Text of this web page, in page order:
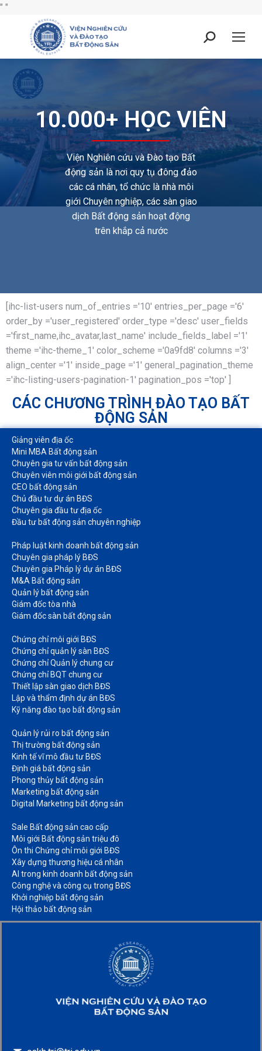
" "
10.000+ HỌC VIÊN
Viện Nghiên cứu và Đào tạo Bất
động sản là nơi quy tụ đông đảo
các cá nhân, tổ chức là nhà môi
giới Chuyên nghiệp, các sàn giao
dịch Bất động sản hoạt động
trên khắp cả nước
[ihc-list-users num_of_entries ='10' entries_per_page ='6'
order_by ='user_registered' order_type ='desc' user_fields
='first_name,ihc_avatar,last_name' include_fields_label ='1'
theme ='ihc-theme_1' color_scheme ='0a9fd8' columns ='3'
align_center ='1' inside_page ='1' general_pagination_theme
='ihc-listing-users-pagination-1' pagination_pos ='top' ]
CÁC CHƯƠNG TRÌNH ĐÀO TẠO BẤT
ĐỘNG SẢN
Giảng viên địa ốc
Mini MBA Bất động sản
Chuyên gia tư vấn bất động sản
Chuyên viên môi giới bất động sản​
CEO bất động sản
Chủ đầu tư dự án BĐS
Chuyên gia đầu tư địa ốc​
Đầu tư bất động sản chuyên nghiệp
Pháp luật kinh doanh bất động sản​
Chuyên gia pháp lý BĐS
Chuyên gia Pháp lý dự án BĐS
M&A Bất động sản​
Quản lý bất động sản
Giám đốc tòa nhà​
Giám đốc sàn bất động sản
Chứng chỉ môi giới BĐS​
Chứng chỉ quản lý sàn BĐS
Chứng chỉ Quản lý chung cư​
Chứng chỉ BQT chung cư​
Thiết lập sàn giao dịch BĐS​
Lập và thẩm định dự án BĐS​
Kỹ năng đào tạo bất động sản​
Quản lý rủi ro bất động sản​
Thị trường bất động sản​
Kinh tế vĩ mô đầu tư BĐS​
Định giá bất động sản​
Phong thủy bất động sản​
Marketing bất động sản​
Digital Marketing bất động sản​
Sale Bất động sản cao cấp​
Môi giới Bất động sản triệu đô​
Ôn thi Chứng chỉ môi giới BĐS​
Xây dựng thương hiệu cá nhân​
AI trong kinh doanh bất động sản​
Công nghệ và công cụ trong BĐS​
Khởi nghiệp bất động sản​
Hội thảo bất động sản​